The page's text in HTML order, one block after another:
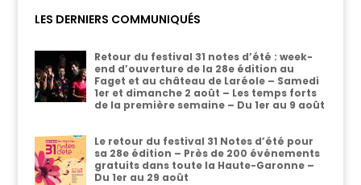
LES DERNIERS COMMUNIQUÉS
Retour du festival 31 notes d’été : week-
end d’ouverture de la 28e édition au
Faget et au château de Laréole – Samedi
1er et dimanche 2 août – Les temps forts
de la première semaine – Du 1er au 9 août
Le retour du festival 31 Notes d’été pour
sa 28e édition – Près de 200 événements
gratuits dans toute la Haute-Garonne –
Du 1er au 29 août